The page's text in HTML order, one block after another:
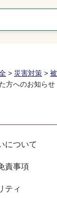
> 災害対策 >
方へのお知らせ
について
責事項
ティ